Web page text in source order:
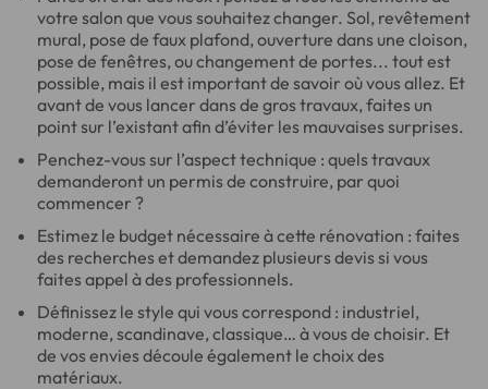
votre salon que vous souhaitez changer. Sol, revêtement
mural, pose de faux plafond, ouverture dans une cloison,
pose de fenêtres, ou changement de portes... tout est
possible, mais il est important de savoir où vous allez. Et
avant de vous lancer dans de gros travaux, faites un
point sur l’existant afin d’éviter les mauvaises surprises.
Penchez-vous sur l’aspect technique : quels travaux
demanderont un permis de construire, par quoi
commencer ?
Estimez le budget nécessaire à cette rénovation : faites
des recherches et demandez plusieurs devis si vous
faites appel à des professionnels.
Définissez le style qui vous correspond : industriel,
moderne, scandinave, classique… à vous de choisir. Et
de vos envies découle également le choix des
matériaux.